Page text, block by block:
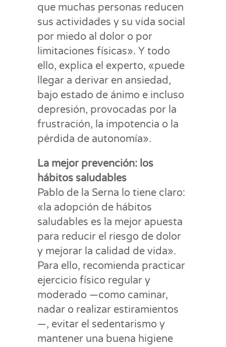
que muchas personas reducen
sus actividades y su vida social
por miedo al dolor o por
limitaciones físicas». Y todo
ello, explica el experto, «puede
llegar a derivar en ansiedad,
bajo estado de ánimo e incluso
depresión, provocadas por la
frustración, la impotencia o la
pérdida de autonomía».
La mejor prevención: los
hábitos saludables
Pablo de la Serna lo tiene claro:
«la adopción de hábitos
saludables es la mejor apuesta
para reducir el riesgo de dolor
y mejorar la calidad de vida».
Para ello, recomienda practicar
ejercicio físico regular y
moderado —como caminar,
nadar o realizar estiramientos
—, evitar el sedentarismo y
mantener una buena higiene